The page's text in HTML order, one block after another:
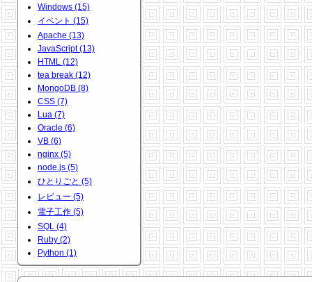
Windows (15)
イベント (15)
Apache (13)
JavaScript (13)
HTML (12)
tea break (12)
MongoDB (8)
CSS (7)
Lua (7)
Oracle (6)
VB (6)
nginx (5)
node.js (5)
ひとりごと (5)
レビュー (5)
電子工作 (5)
SQL (4)
Ruby (2)
Python (1)